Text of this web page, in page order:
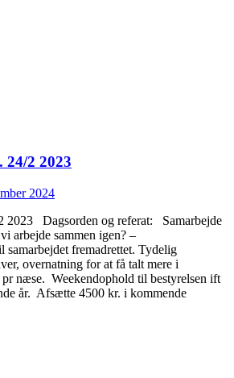
24/2 2023
2024
2023 Dagsorden og referat: Samarbejde
arbejde sammen igen? –
fremadrettet. Tydelig
overnatning for at få talt mere i
næse. Weekendophold til bestyrelsen ift
år. Afsætte 4500 kr. i kommende